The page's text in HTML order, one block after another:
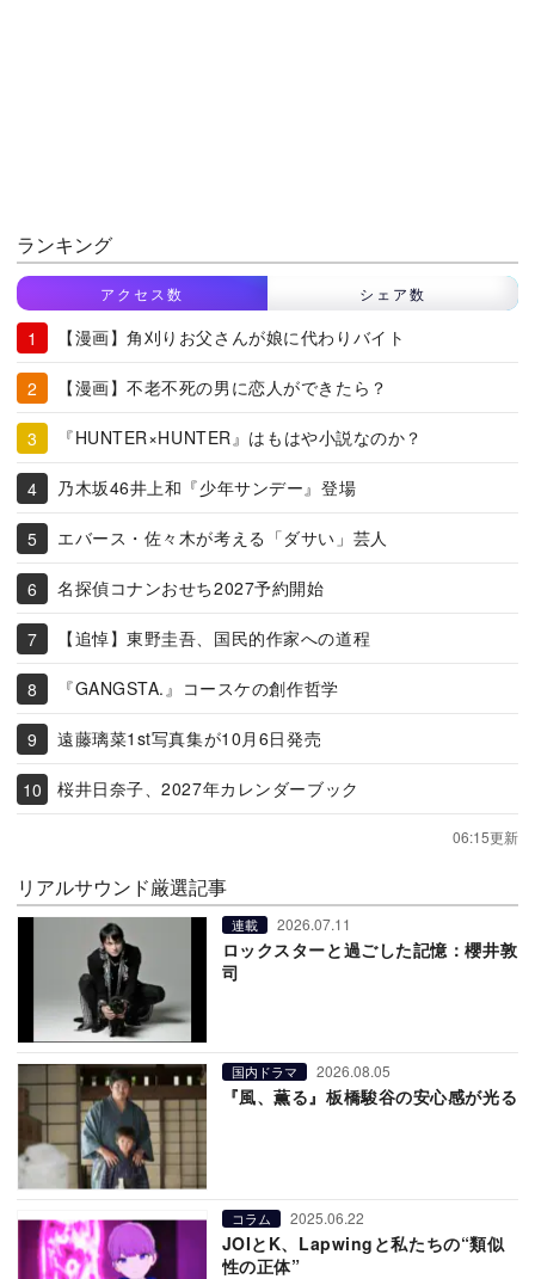
ランキング
アクセス数 シェア数
【漫画】角刈りお父さんが娘に代わりバイト
【漫画】不老不死の男に恋人ができたら？
『HUNTER×HUNTER』はもはや小説なのか？
乃木坂46井上和『少年サンデー』登場
エバース・佐々木が考える「ダサい」芸人
名探偵コナンおせち2027予約開始
【追悼】東野圭吾、国民的作家への道程
『GANGSTA.』コースケの創作哲学
遠藤璃菜1st写真集が10月6日発売
桜井日奈子、2027年カレンダーブック
06:15更新
リアルサウンド厳選記事
連載 2026.07.11
ロックスターと過ごした記憶：櫻井敦
司
国内ドラマ 2026.08.05
『風、薫る』板橋駿谷の安心感が光る
コラム 2025.06.22
JOIとK、Lapwingと私たちの“類似
性の正体”